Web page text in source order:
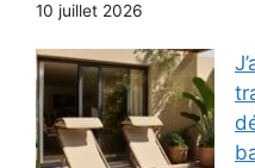
10 juillet 2026